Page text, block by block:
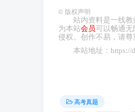
①弘扬科学精神
②坚持问题导向
© 版权声明
站内资料是一线
为本站会员可以畅通无
侵权。创作不易，请尊
本站地址： https://
高考真题